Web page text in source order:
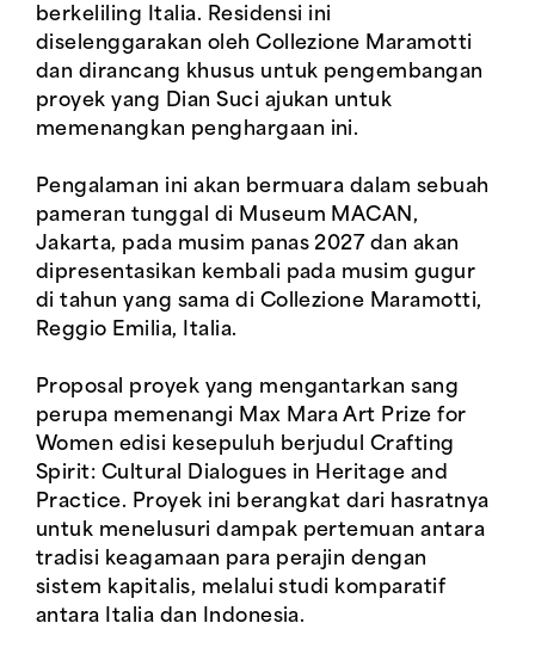
berkeliling Italia. Residensi ini
diselenggarakan oleh Collezione Maramotti
dan dirancang khusus untuk pengembangan
proyek yang Dian Suci ajukan untuk
memenangkan penghargaan ini.
Pengalaman ini akan bermuara dalam sebuah
pameran tunggal di Museum MACAN,
Jakarta, pada musim panas 2027 dan akan
dipresentasikan kembali pada musim gugur
di tahun yang sama di Collezione Maramotti,
Reggio Emilia, Italia.
Proposal proyek yang mengantarkan sang
perupa memenangi Max Mara Art Prize for
Women edisi kesepuluh berjudul Crafting
Spirit: Cultural Dialogues in Heritage and
Practice. Proyek ini berangkat dari hasratnya
untuk menelusuri dampak pertemuan antara
tradisi keagamaan para perajin dengan
sistem kapitalis, melalui studi komparatif
antara Italia dan Indonesia.